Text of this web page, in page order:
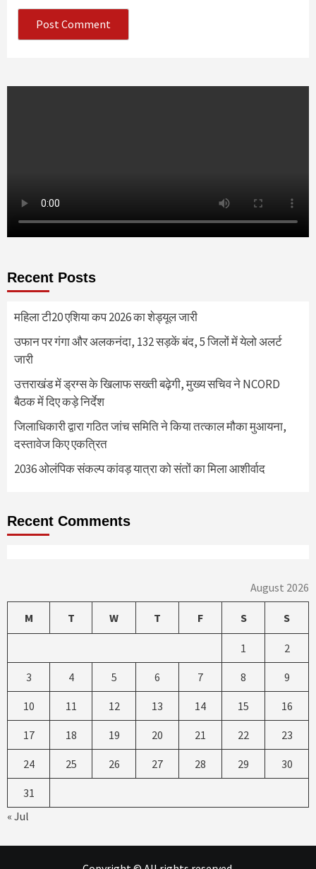
Recent Posts
महिला टी20 एशिया कप 2026 का शेड्यूल जारी
उफान पर गंगा और अलकनंदा, 132 सड़कें बंद, 5 जिलों में येलो अलर्ट
जारी
उत्तराखंड में ड्रग्स के खिलाफ सख्ती बढ़ेगी, मुख्य सचिव ने NCORD
बैठक में दिए कड़े निर्देश
जिलाधिकारी द्वारा गठित जांच समिति ने किया तत्काल मौका मुआयना,
दस्तावेज किए एकत्रित
2036 ओलंपिक संकल्प कांवड़ यात्रा को संतों का मिला आशीर्वाद
Recent Comments
August 2026
M T W T F S S
1 2
3 4 5 6 7 8 9
10 11 12 13 14 15 16
17 18 19 20 21 22 23
24 25 26 27 28 29 30
31
« Jul